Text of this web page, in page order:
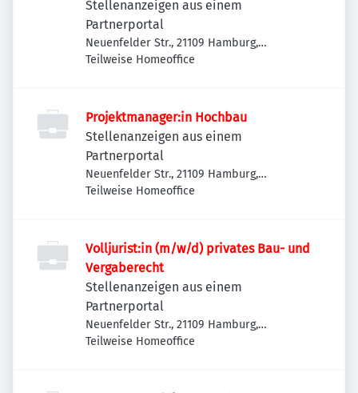
Stellenanzeigen aus einem
Partnerportal
Neuenfelder Str., 21109 Hamburg,
Deutschland
Teilweise Homeoffice
Projektmanager:in Hochbau
Stellenanzeigen aus einem
Partnerportal
Neuenfelder Str., 21109 Hamburg,
Deutschland
Teilweise Homeoffice
Volljurist:in (m/w/d) privates Bau- und
Vergaberecht
Stellenanzeigen aus einem
Partnerportal
Neuenfelder Str., 21109 Hamburg,
Deutschland
Teilweise Homeoffice